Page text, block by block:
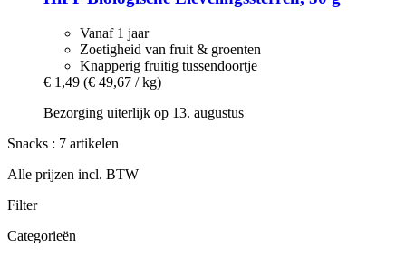
Vanaf 1 jaar
Zoetigheid van fruit & groenten
Knapperig fruitig tussendoortje
€ 1,49 (€ 49,67 / kg)
Bezorging uiterlijk op 13. augustus
Snacks : 7 artikelen
Alle prijzen incl. BTW
Filter
Categorieën